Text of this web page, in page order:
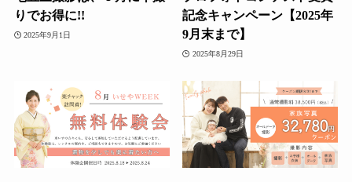
りでお得に!!
2025年9月1日
記念キャンペーン【2025年
9月末まで】
2025年8月29日